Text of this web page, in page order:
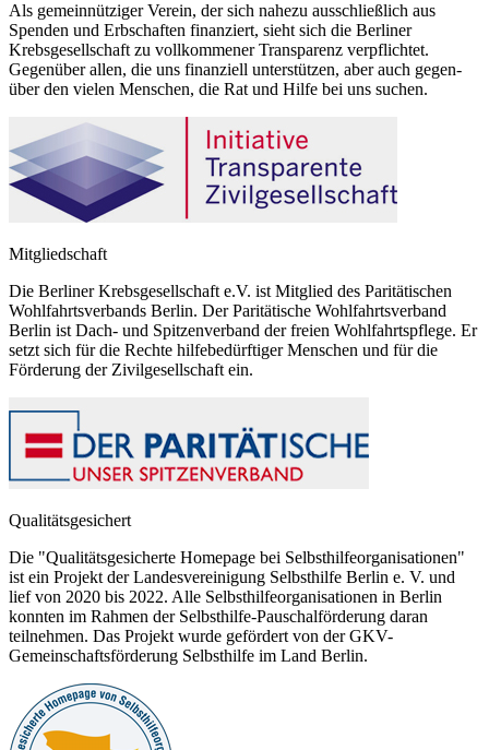
Als gemeinnütziger Verein, der sich nahezu ausschließlich aus
Spenden und Erbschaften finanziert, sieht sich die Berliner
Krebsgesellschaft zu vollkommener Transparenz verpflichtet.
Gegenüber allen, die uns finanziell unterstützen, aber auch gegen-
über den vielen Menschen, die Rat und Hilfe bei uns suchen.
Mitgliedschaft
Die Berliner Krebsgesellschaft e.V. ist Mitglied des Paritätischen
Wohlfahrtsverbands Berlin. Der Paritätische Wohlfahrtsverband
Berlin ist Dach- und Spitzenverband der freien Wohlfahrtspflege. Er
setzt sich für die Rechte hilfebedürftiger Menschen und für die
Förderung der Zivilgesellschaft ein.
Qualitätsgesichert
Die "Qualitätsgesicherte Homepage bei Selbsthilfeorganisationen"
ist ein Projekt der Landesvereinigung Selbsthilfe Berlin e. V. und
lief von 2020 bis 2022. Alle Selbsthilfeorganisationen in Berlin
konnten im Rahmen der Selbsthilfe-Pauschalförderung daran
teilnehmen. Das Projekt wurde gefördert von der GKV-
Gemeinschaftsförderung Selbsthilfe im Land Berlin.